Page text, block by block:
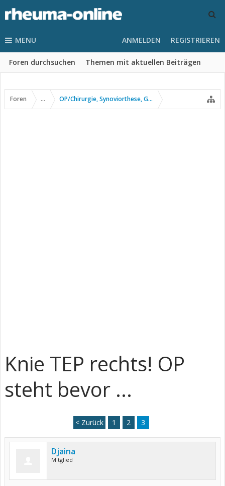
MENU
Foren durchsuchen Themen mit aktuellen Beiträgen
ANMELDEN REGISTRIEREN
Foren ... OP/Chirurgie, Synoviorthese, Gelenkpunktion usw.
Knie TEP rechts! OP
steht bevor ...
< Zurück 1 2 3
Djaina
Mitglied